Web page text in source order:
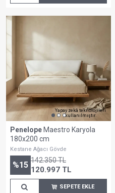
Yapay zekâ teknolojileri
kullanılmıştır.
Penelope Maestro Karyola
180x200 cm
Kestane Ağacı Gövde
%15 142.350TL
120.997 TL
SEPETE EKLE